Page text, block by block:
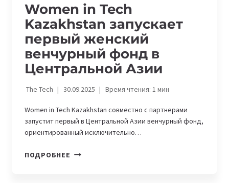
Women in Tech
Kazakhstan запускает
первый женский
венчурный фонд в
Центральной Азии
The Tech 30.09.2025 Время чтения: 1мин
Women in Tech Kazakhstan совместно с партнерами
запустит первый в Центральной Азии венчурный фонд,
ориентированный исключительно…
ПОДРОБНЕЕ WOMEN